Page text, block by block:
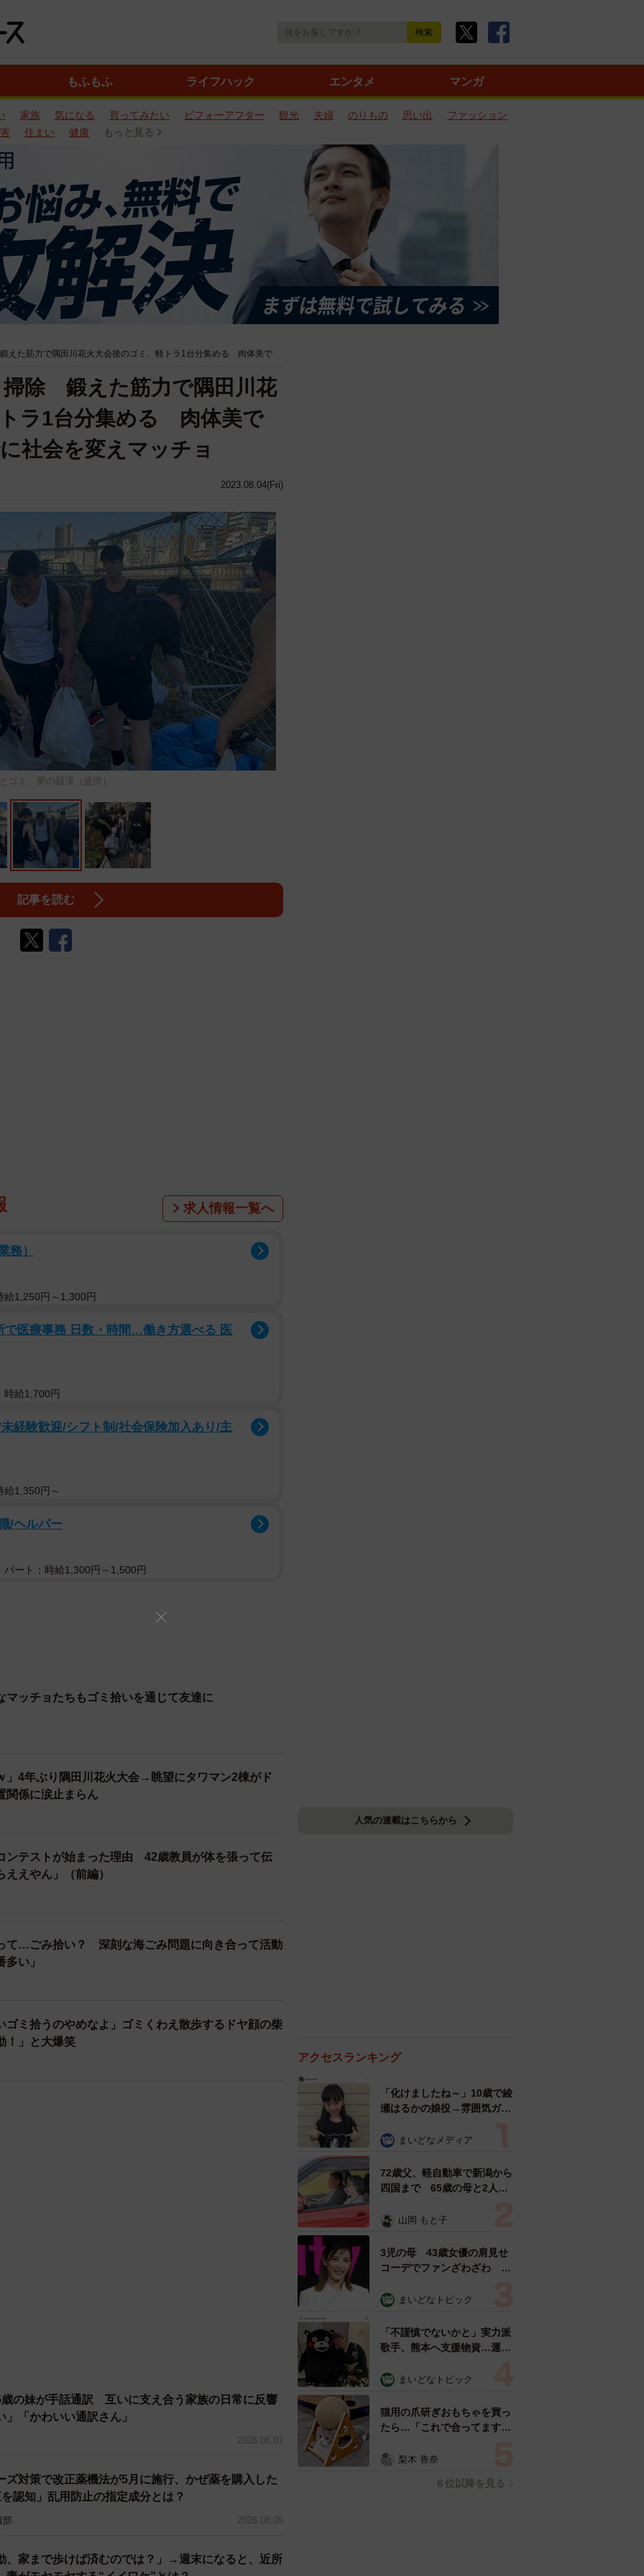
もふもふ ライフハック エンタメ マンガ
家族 気になる 買ってみたい ビフォーアフター 観光 夫婦 のりもの 思い出
ファッション
住まい 健康 もっと見る
えた筋力で隅田川花火大会後のゴミ、軽トラ1台分集める 肉体美で
2023.08.04(Fri)
除 鍛えた筋力で隅田川花
ラ1台分集める 肉体美で
社会を変えマッチョ
ゴミ、夢の競演（提供）
記事を読む
求人情報一覧へ
務）
給1,250円～1,300円
で医療事務 日数・時間…働き方選べる 医
時給1,700円
経験歓迎/シフト制/社会保険加入あり/主
給1,350円～
/ヘルパー
パート：時給1,300円～1,500円
マッチョたちもゴミ拾いを通じて友達に
」4年ぶり隅田川花火大会→眺望にタワマン2棟がド
係に涙止まらん
ンテストが始まった理由 42歳教員が体を張って伝
えやん」（前編）
て…ごみ拾い？ 深刻な海ごみ問題に向き合って活動
い」
ゴミ拾うのやめなよ」ゴミくわえ散歩するドヤ顔の柴
！」と大爆笑
の妹が手話通訳 互いに支え合う家族の日常に反響
「かわいい通訳さん」
2026.08.07
ズ対策で改正薬機法が5月に施行、かぜ薬を購入した
認知」乱用防止の指定成分とは？
部 2026.08.05
、家まで歩けば済むのでは？」→週末になると、近所
人気の連載はこちらから
アクセスランキング
「化けましたね～」10歳で綾
瀬はるかの娘役→雰囲気ガラ
雰囲気が」「宝塚に入れそ
まいどなメディア
72歳父、軽自動車で新潟から
四国まで 65歳の母と2人で
憩まで分刻み… 「大学生で
山岡 もと子
3児の母 43歳女優の肩見せ
コーデでファンざわざわ
見」「むっかしからずっと可
まいどなトピック
「不謹慎でないかと」実力派
歌手、熊本へ支援物資…運搬
めらい 「痛いほど伝わる」
まいどなトピック
猫用の爪研ぎおもちゃを買っ
たら…「これで合ってます
響 「100点満点」「かわい
梨木 香奈
６位以降を見る